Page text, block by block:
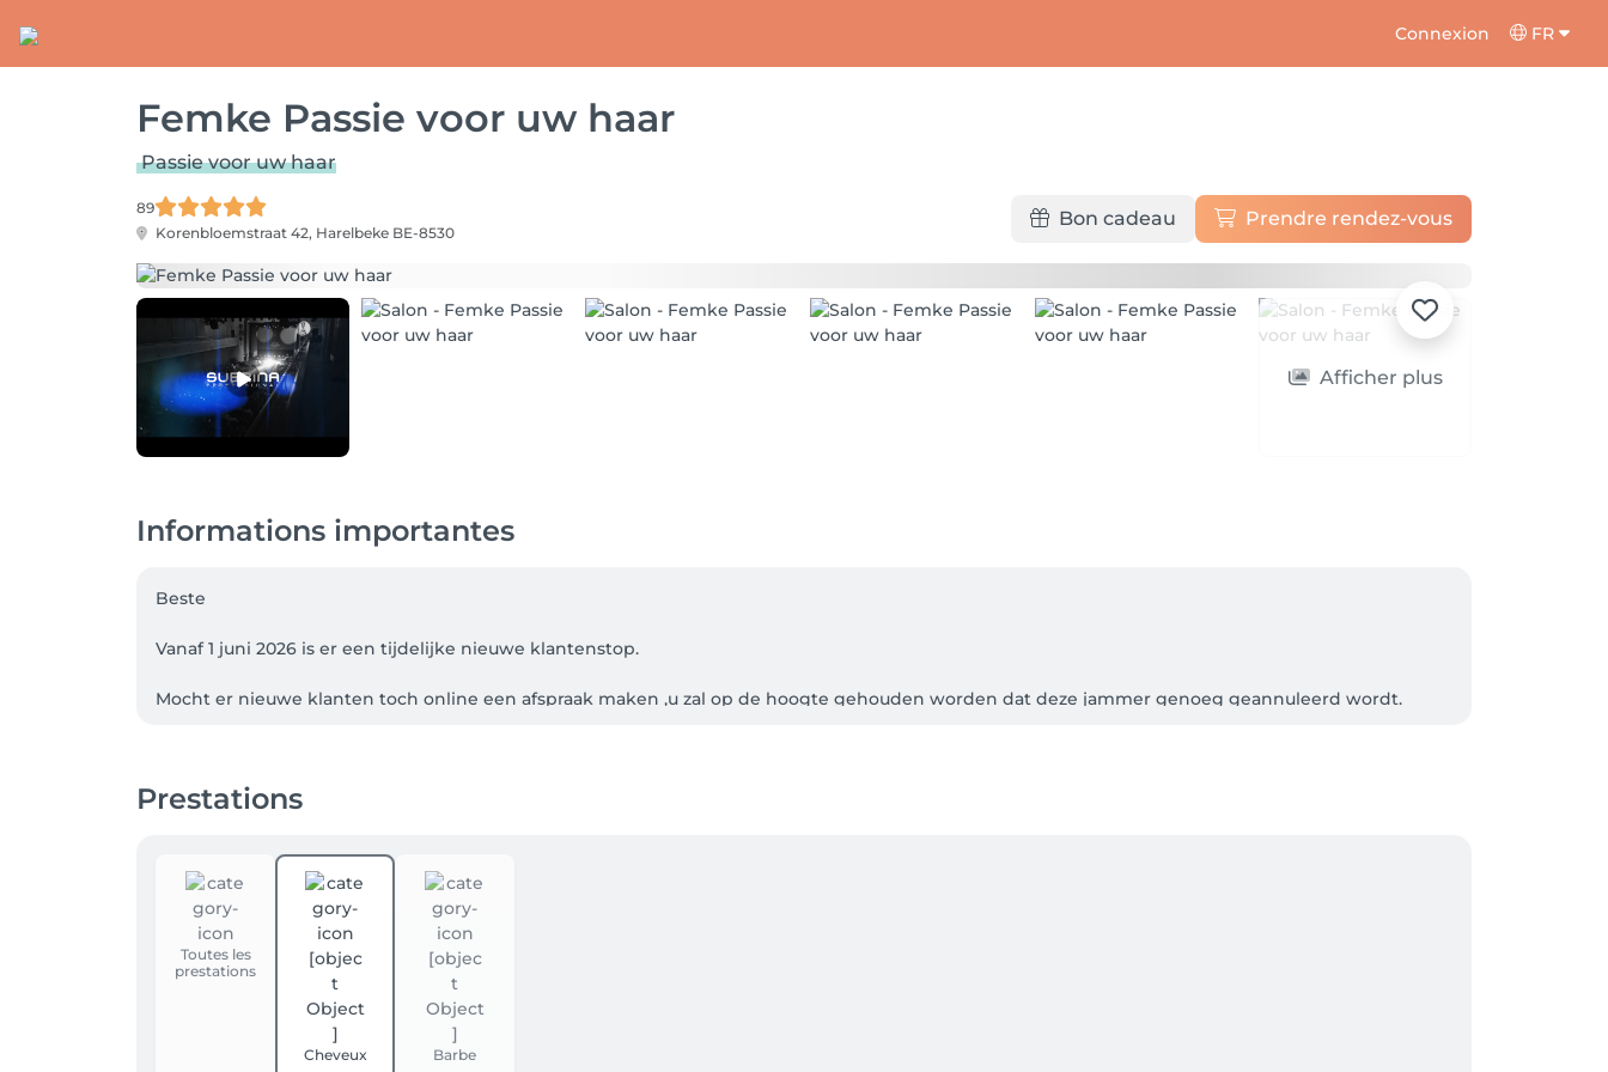
Connexion FR
Femke Passie voor uw haar
Passie voor uw haar
89
Korenbloemstraat 42, Harelbeke BE-8530
Bon cadeau Prendre rendez-vous
Afficher plus
Informations importantes
Beste
Vanaf 1 juni 2026 is er een tijdelijke nieuwe klantenstop.
Mocht er nieuwe klanten toch online een afspraak maken ,u zal op de hoogte gehouden worden dat deze jammer genoeg geannuleerd wordt.
Indien je deze afspraak niet kan nakomen, gelieve minimum 24 uur op voorhand  te verwittigen.
Als een afspraak laattijdig (minder dan 24u vooraf) wordt geannuleerd, zal deze voor de helft in rekening worden gebracht, wordt een afspraak niet
nagekomen (no-show), dan zal deze volledig in rekening worden gebracht.
10 min later dan afgesproken uur wordt de behandeling geannuleerd en vergoed.
Welkom op onze gloednieuwe boekingspagina!
Prestations
Toutes les
prestations
Cheveux Barbe